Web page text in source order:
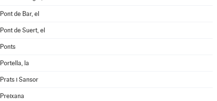
Pont de Bar, el
Pont de Suert, el
Ponts
Portella, la
Prats i Sansor
Preixana